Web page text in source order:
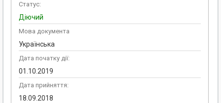
Статус:
Діючий
Мова документа
Українська
Дата початку дії:
01.10.2019
Дата прийняття:
18.09.2018